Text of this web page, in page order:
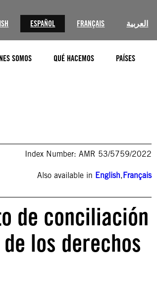
ESPAÑOL FRANÇAIS العربية
SOMOS QUÉ HACEMOS PAÍSES
Index Number: AMR 53/5759/2022
Also available in English,Français
de conciliación
los derechos